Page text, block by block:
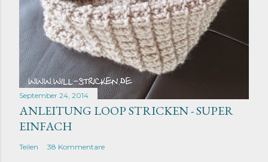
September 24, 2014
ANLEITUNG LOOP STRICKEN - SUPER
EINFACH
Teilen 38 Kommentare